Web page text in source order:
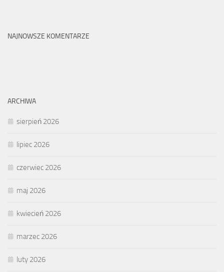
NAJNOWSZE KOMENTARZE
ARCHIWA
sierpień 2026
lipiec 2026
czerwiec 2026
maj 2026
kwiecień 2026
marzec 2026
luty 2026